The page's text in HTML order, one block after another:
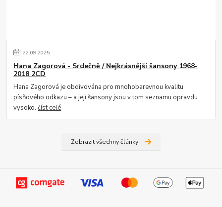
22.09.2025
Hana Zagorová - Srdečně / Nejkrásnější šansony 1968-
2018 2CD
Hana Zagorová je obdivována pro mnohobarevnou kvalitu
písňového odkazu – a její šansony jsou v tom seznamu opravdu
vysoko.číst celé
Zobrazit všechny články